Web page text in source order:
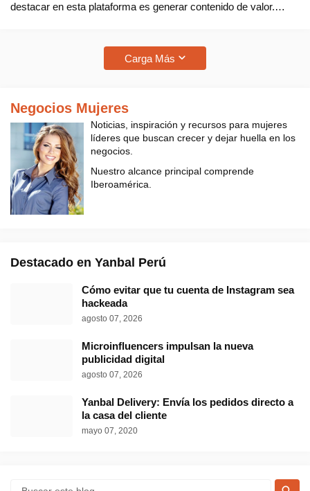
destacar en esta plataforma es generar contenido de valor.
Carga Más
Negocios Mujeres
Noticias, inspiración y recursos para mujeres
líderes que buscan crecer y dejar huella en los
negocios.
Nuestro alcance principal comprende
Iberoamérica.
Destacado en Yanbal Perú
Cómo evitar que tu cuenta de Instagram sea
hackeada
agosto 07, 2026
Microinfluencers impulsan la nueva
publicidad digital
agosto 07, 2026
Yanbal Delivery: Envía los pedidos directo a
la casa del cliente
mayo 07, 2020